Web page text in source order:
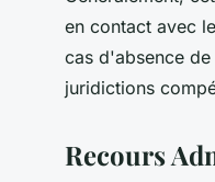
en contact avec
cas d'absence
juridictions
Recours